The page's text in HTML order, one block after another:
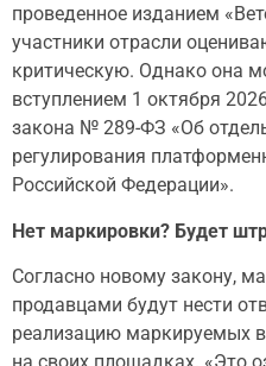
проведенное изданием
участники отрасли
критическую. Однако она
вступлением 1 октября
закона № 289-ФЗ «Об
регулирования
Российской Федерации».
Нет маркировки? Будет
Согласно новому закону,
продавцами будут нести
реализацию маркируемых